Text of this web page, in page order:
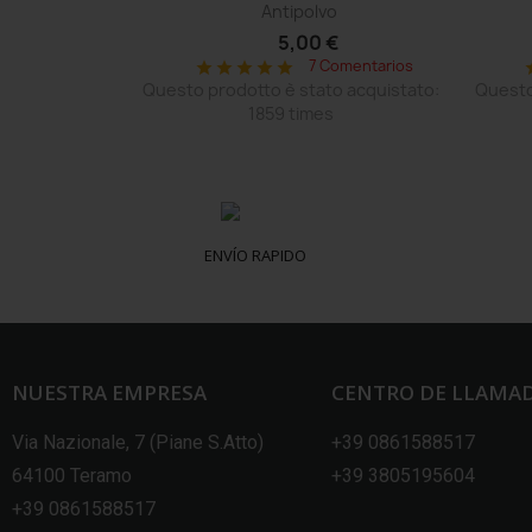
Antipolvo
5,00 €
star star star star star 7 Comentarios
ENVÍO RAPIDO
NUESTRA EMPRESA
Via Nazionale, 7 (Piane S.Atto)
64100 Teramo
+39 0861588517
CENTRO DE
+39 0861588517
+39 3805195604